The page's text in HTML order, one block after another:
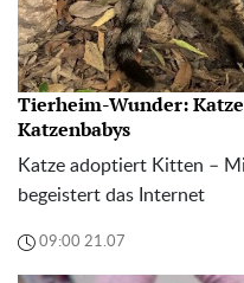
Tierheim-Wunder:
Katzenbabys
Katze adoptiert Kitten –
begeistert das Internet
09:00 21.07